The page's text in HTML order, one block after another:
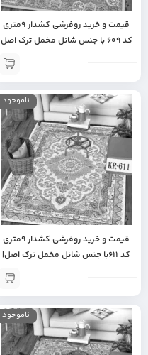
قیمت و خرید روفرشی کشدار 9متری
کد 609 با جنس شانل مخمل ترک اصل
| جهیزیه عروس | روفرشی ترک
ناموجود
قیمت و خرید روفرشی کشدار 9متری
کد 611با جنس شانل مخمل ترک اصل|
روفرشی با کیفیت | روفرشی مخمل |
ناموجود